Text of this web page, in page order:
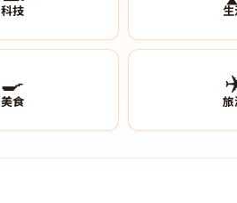
科技
🍳
美食